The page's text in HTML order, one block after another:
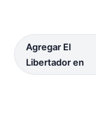
Agregar El
Libertador en